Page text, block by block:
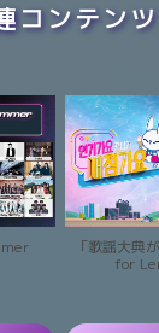
コンテンツ
「歌謡大典
for